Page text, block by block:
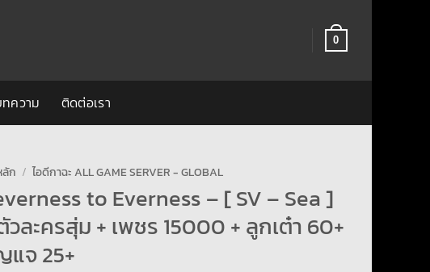
0
ความ ติดต่อเรา
ลัก / ไอดีกาฉะ ALL GAME SERVER - GLOBAL
to Everness – [ SV – Sea ]
วละครสุ่ม + เพชร 15000 + ลูกเต๋า 60+
จ 25+